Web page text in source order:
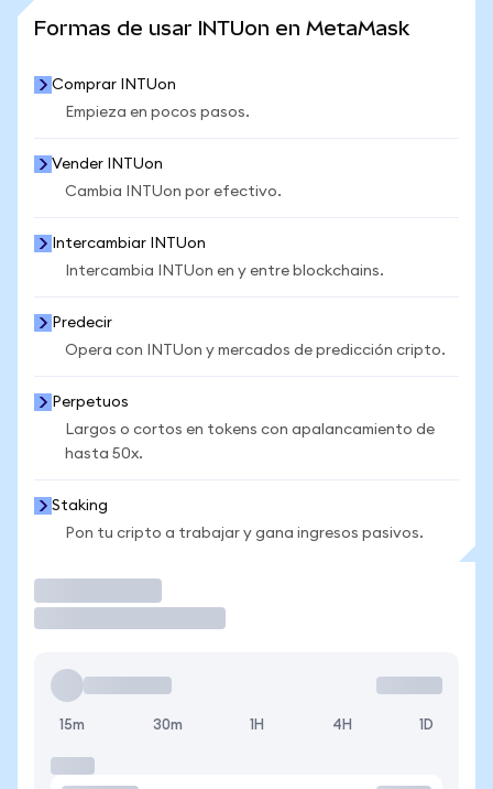
Formas de usar INTUon en MetaMask
Comprar INTUon
Empieza en pocos pasos.
Vender INTUon
Cambia INTUon por efectivo.
Intercambiar INTUon
Intercambia INTUon en y entre blockchains.
Predecir
Opera con INTUon y mercados de predicción cripto.
Perpetuos
Largos o cortos en tokens con apalancamiento de
hasta 50x.
Staking
Pon tu cripto a trabajar y gana ingresos pasivos.
15m 30m 1H 4H 1D